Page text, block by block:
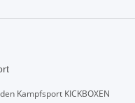
Kampfsport KICKBOXEN